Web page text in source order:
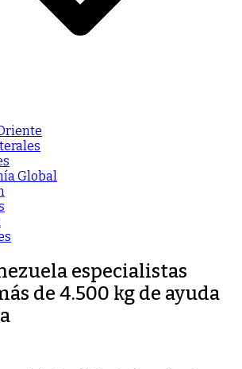
Global
especialistas
de 4.500 kg de ayuda